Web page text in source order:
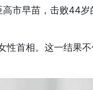
早苗，击败44岁
首相。这一结果